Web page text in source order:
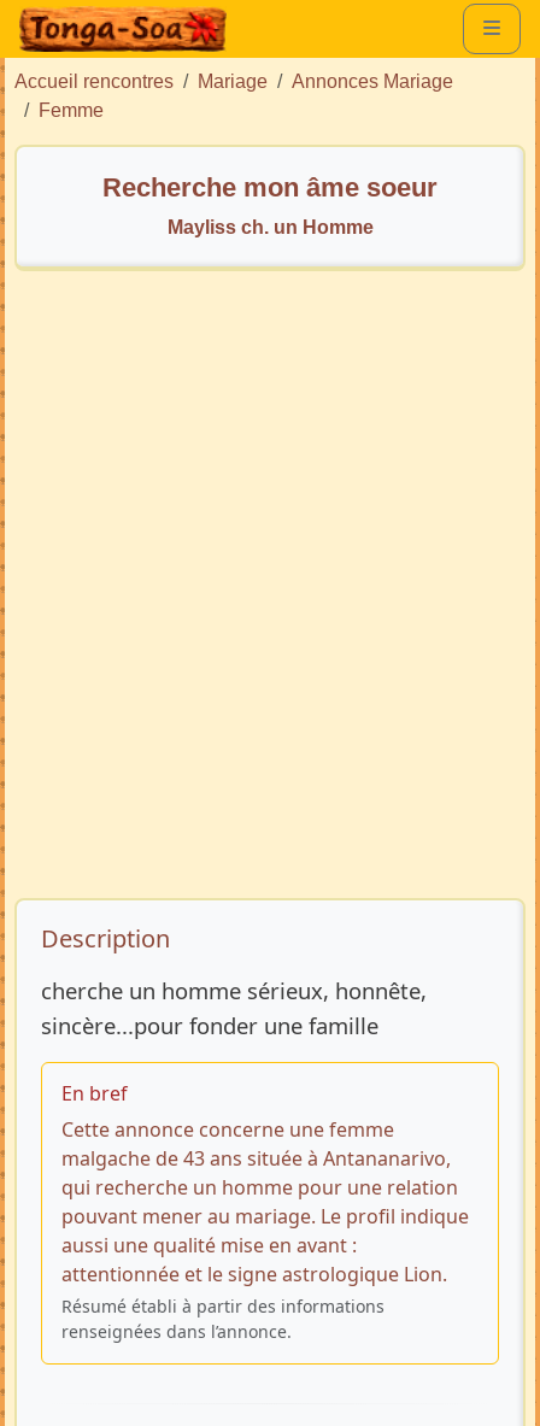
Accueil rencontres Mariage
Annonces Mariage
Femme
Recherche mon âme soeur
Mayliss ch. un Homme
Description de l’annonce
Description
cherche un homme sérieux, honnête,
sincère...pour fonder une famille
En bref
Cette annonce concerne une femme
malgache de 43 ans située à Antananarivo,
qui recherche un homme pour une relation
pouvant mener au mariage. Le profil indique
aussi une qualité mise en avant :
attentionnée et le signe astrologique Lion.
Résumé établi à partir des informations
renseignées dans l’annonce.